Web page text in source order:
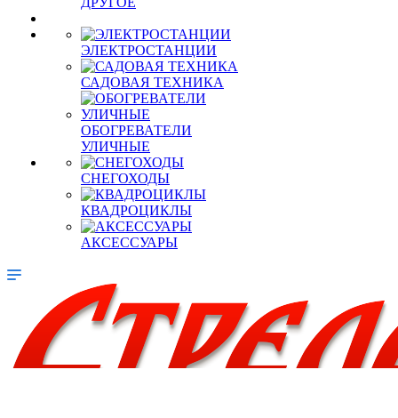
ЭЛЕКТРОСТАНЦИИ
САДОВАЯ ТЕХНИКА
ОБОГРЕВАТЕЛИ
УЛИЧНЫЕ
СНЕГОХОДЫ
КВАДРОЦИКЛЫ
АКСЕССУАРЫ